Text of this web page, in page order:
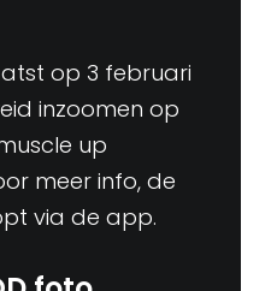
op 3 februari
inzoomen op
up
meer info, de
via de app.